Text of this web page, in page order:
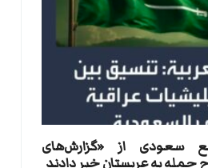
سعودی از «گزارش‌های
حمله به عربستان خبر دادند